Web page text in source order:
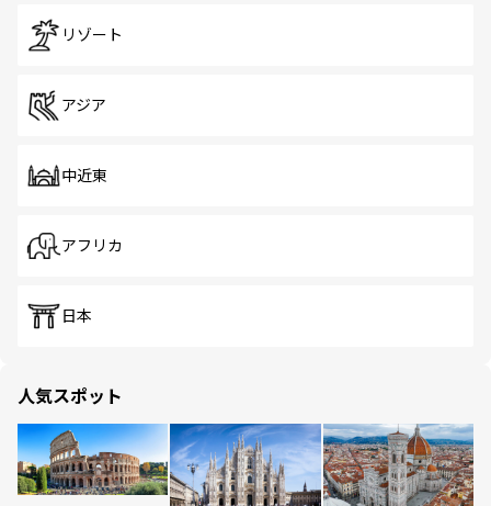
リゾート
アジア
中近東
アフリカ
日本
人気スポット